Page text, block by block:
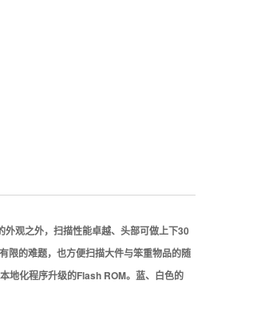
观之外，扫描性能卓越、头部可做上下30
限的难题，也方便扫描大件与笨重物品的随
地化程序升级的Flash ROM。蓝、白色的